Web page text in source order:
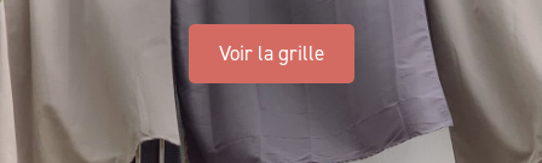
Voir la grille